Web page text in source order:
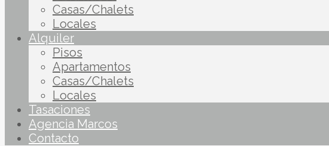
Casas/Chalets
Locales
Alquiler
Pisos
Apartamentos
Casas/Chalets
Locales
Tasaciones
Agencia Marcos
Contacto